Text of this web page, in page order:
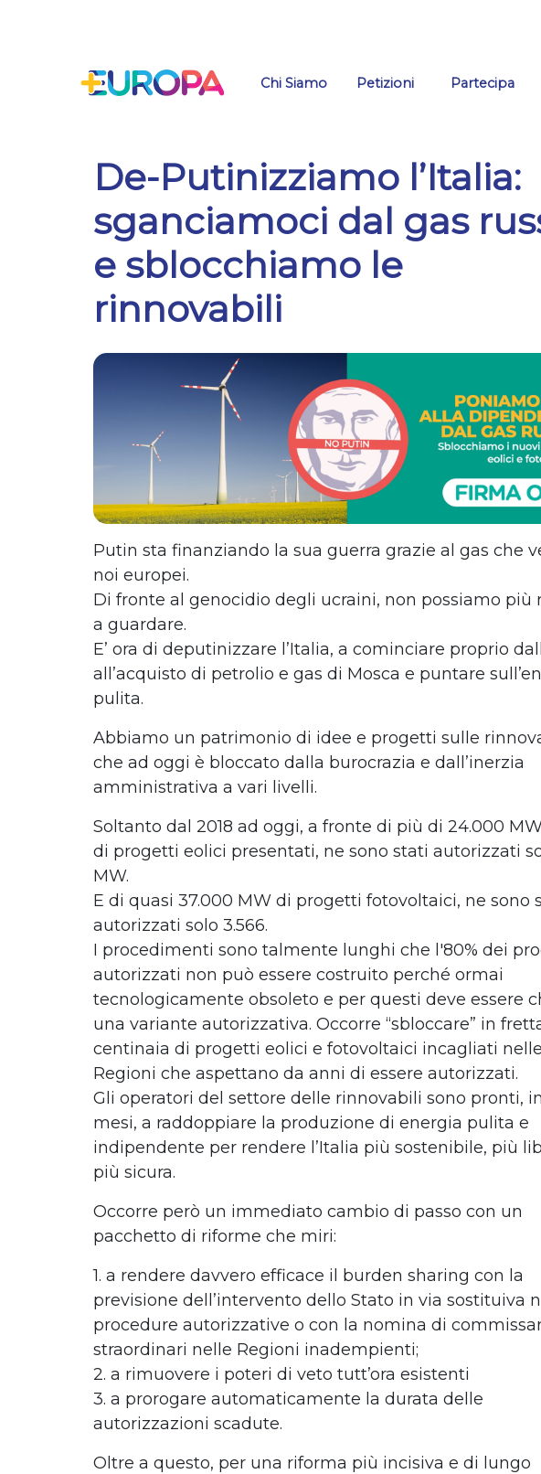
Chi Siamo Petizioni Partecipa
De-Putinizziamo l’Italia:
sganciamoci dal gas
e sblocchiamo le
rinnovabili
Putin sta finanziando la sua guerra grazie al gas che
noi europei.
Di fronte al genocidio degli ucraini, non possiamo più
a guardare.
E’ ora di deputinizzare l’Italia, a cominciare proprio
all’acquisto di petrolio e gas di Mosca e puntare
pulita.
Abbiamo un patrimonio di idee e progetti sulle
che ad oggi è bloccato dalla burocrazia e dall’inerzia
amministrativa a vari livelli.
Soltanto dal 2018 ad oggi, a fronte di più di 24.000
di progetti eolici presentati, ne sono stati autorizzati
MW.
E di quasi 37.000 MW di progetti fotovoltaici, ne sono
autorizzati solo 3.566.
I procedimenti sono talmente lunghi che l'80% dei
autorizzati non può essere costruito perché ormai
tecnologicamente obsoleto e per questi deve essere
una variante autorizzativa. Occorre “sbloccare” in
centinaia di progetti eolici e fotovoltaici incagliati nelle
Regioni che aspettano da anni di essere autorizzati.
Gli operatori del settore delle rinnovabili sono pronti,
mesi, a raddoppiare la produzione di energia pulita e
indipendente per rendere l’Italia più sostenibile, più
più sicura.
Occorre però un immediato cambio di passo con un
pacchetto di riforme che miri:
1. a rendere davvero efficace il burden sharing con la
previsione dell’intervento dello Stato in via sostituiva
procedure autorizzative o con la nomina di
straordinari nelle Regioni inadempienti;
2. a rimuovere i poteri di veto tutt’ora esistenti
3. a prorogare automaticamente la durata delle
autorizzazioni scadute.
Oltre a questo, per una riforma più incisiva e di lungo